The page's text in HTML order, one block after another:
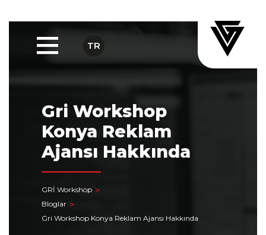
TR
Gri Workshop
Konya Reklam
Ajansı Hakkında
GRİ Workshop
Bloglar
Gri Workshop Konya Reklam Ajansı Hakkında